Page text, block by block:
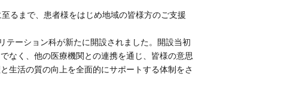
るまで、患者様をはじめ地域の皆様方のご支援
テーション科が新たに開設されました。開設当初
なく、他の医療機関との連携を通じ、皆様の意思
生活の質の向上を全面的にサポートする体制をさ